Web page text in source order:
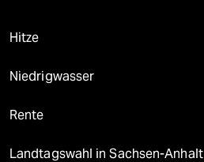
Hitze
Niedrigwasser
Rente
Landtagswahl in Sachsen-Anhalt